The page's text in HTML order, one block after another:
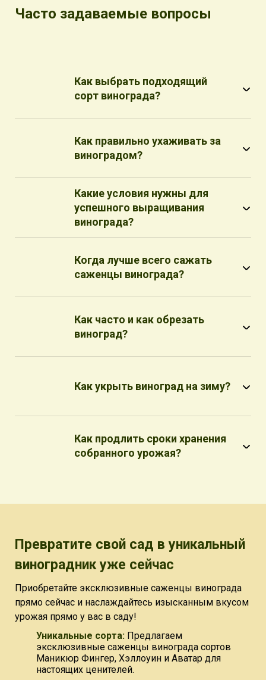
Часто задаваемые вопросы
Как выбрать подходящий
сорт винограда?
Как правильно ухаживать за
виноградом?
Какие условия нужны для
успешного выращивания
винограда?
Когда лучше всего сажать
саженцы винограда?
Как часто и как обрезать
виноград?
Как укрыть виноград на зиму?
Как продлить сроки хранения
собранного урожая?
Превратите свой сад в уникальный
виноградник уже сейчас
Приобретайте эксклюзивные саженцы винограда
прямо сейчас и наслаждайтесь изысканным вкусом
урожая прямо у вас в саду!
Уникальные сорта: Предлагаем
эксклюзивные саженцы винограда сортов
Маникюр Фингер, Хэллоуин и Аватар для
настоящих ценителей.